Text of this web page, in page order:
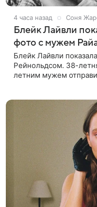
4 часа назад Соня
Блейк Лайвли
фото с мужем
Блейк Лайвли
Рейнольдсом. 38-
летним мужем